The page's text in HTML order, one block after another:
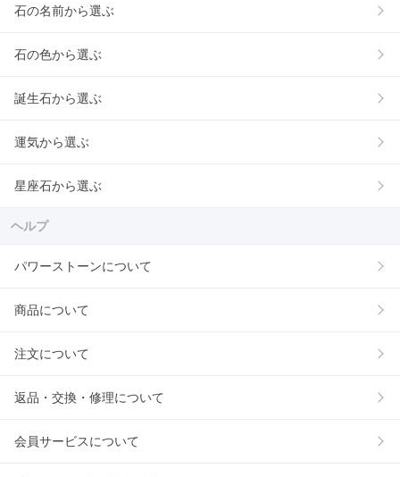
石の名前から選ぶ
石の色から選ぶ
誕生石から選ぶ
運気から選ぶ
星座石から選ぶ
ヘルプ
パワーストーンについて
商品について
注文について
返品・交換・修理について
会員サービスについて